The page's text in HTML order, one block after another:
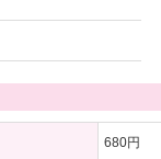
680円